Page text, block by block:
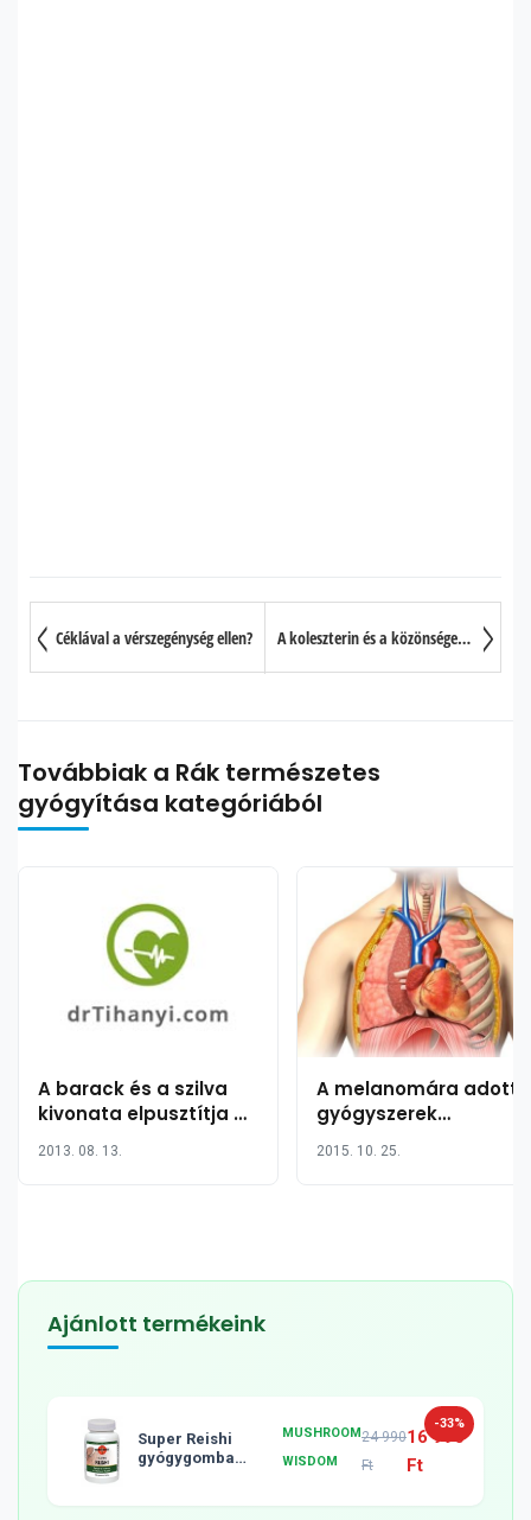
Céklával a vérszegénység ellen? A koleszterin és a közönséges tyúkhúr
Továbbiak a Rák természetes
gyógyítása kategóriából
A barack és a szilva
kivonata elpusztítja a
rosszindulatú sejtjeit?
2013. 08. 13.
A melanomára adott
gyógyszerek
az előrehaladott
2015. 10. 25.
Ajánlott termékeink
-33%
Super Reishi
gyógygomba
MUSHROOM
WISDOM
24 990
Ft
16 990
Ft